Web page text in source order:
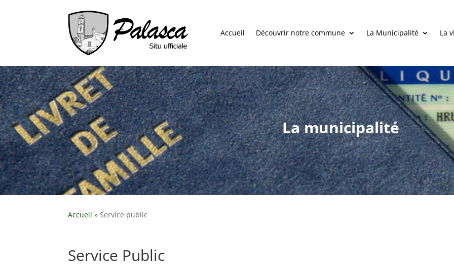
Accueil Découvrir notre commune La Municipalité La
La municipalité
Accueil »Service public
Service Public